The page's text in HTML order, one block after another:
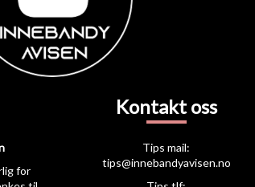
for
Kontakt oss
Tips mail:
tips@innebandyavisen.no